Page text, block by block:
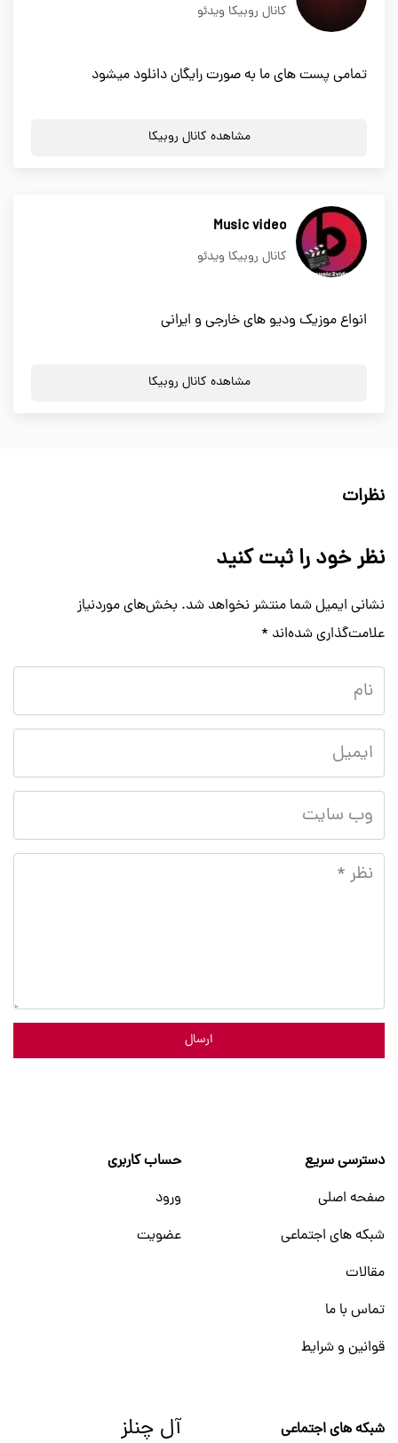
کانال روبیکا ویدئو
تمامی پست های ما به صورت رایگان دانلود میشود
مشاهده کانال روبیکا
Music video
کانال روبیکا ویدئو
انواع موزیک ودیو های خارجی و ایرانی
مشاهده کانال روبیکا
نظرات
نظر خود را ثبت کنید
نشانی ایمیل شما منتشر نخواهد شد. بخش‌های موردنیاز
علامت‌گذاری شده‌اند *
ارسال
دسترسی سریع
صفحه اصلی
شبکه های اجتماعی
مقالات
تماس با ما
قوانین و شرایط
حساب کاربری
ورود
عضویت
شبکه های اجتماعی آل چنلز